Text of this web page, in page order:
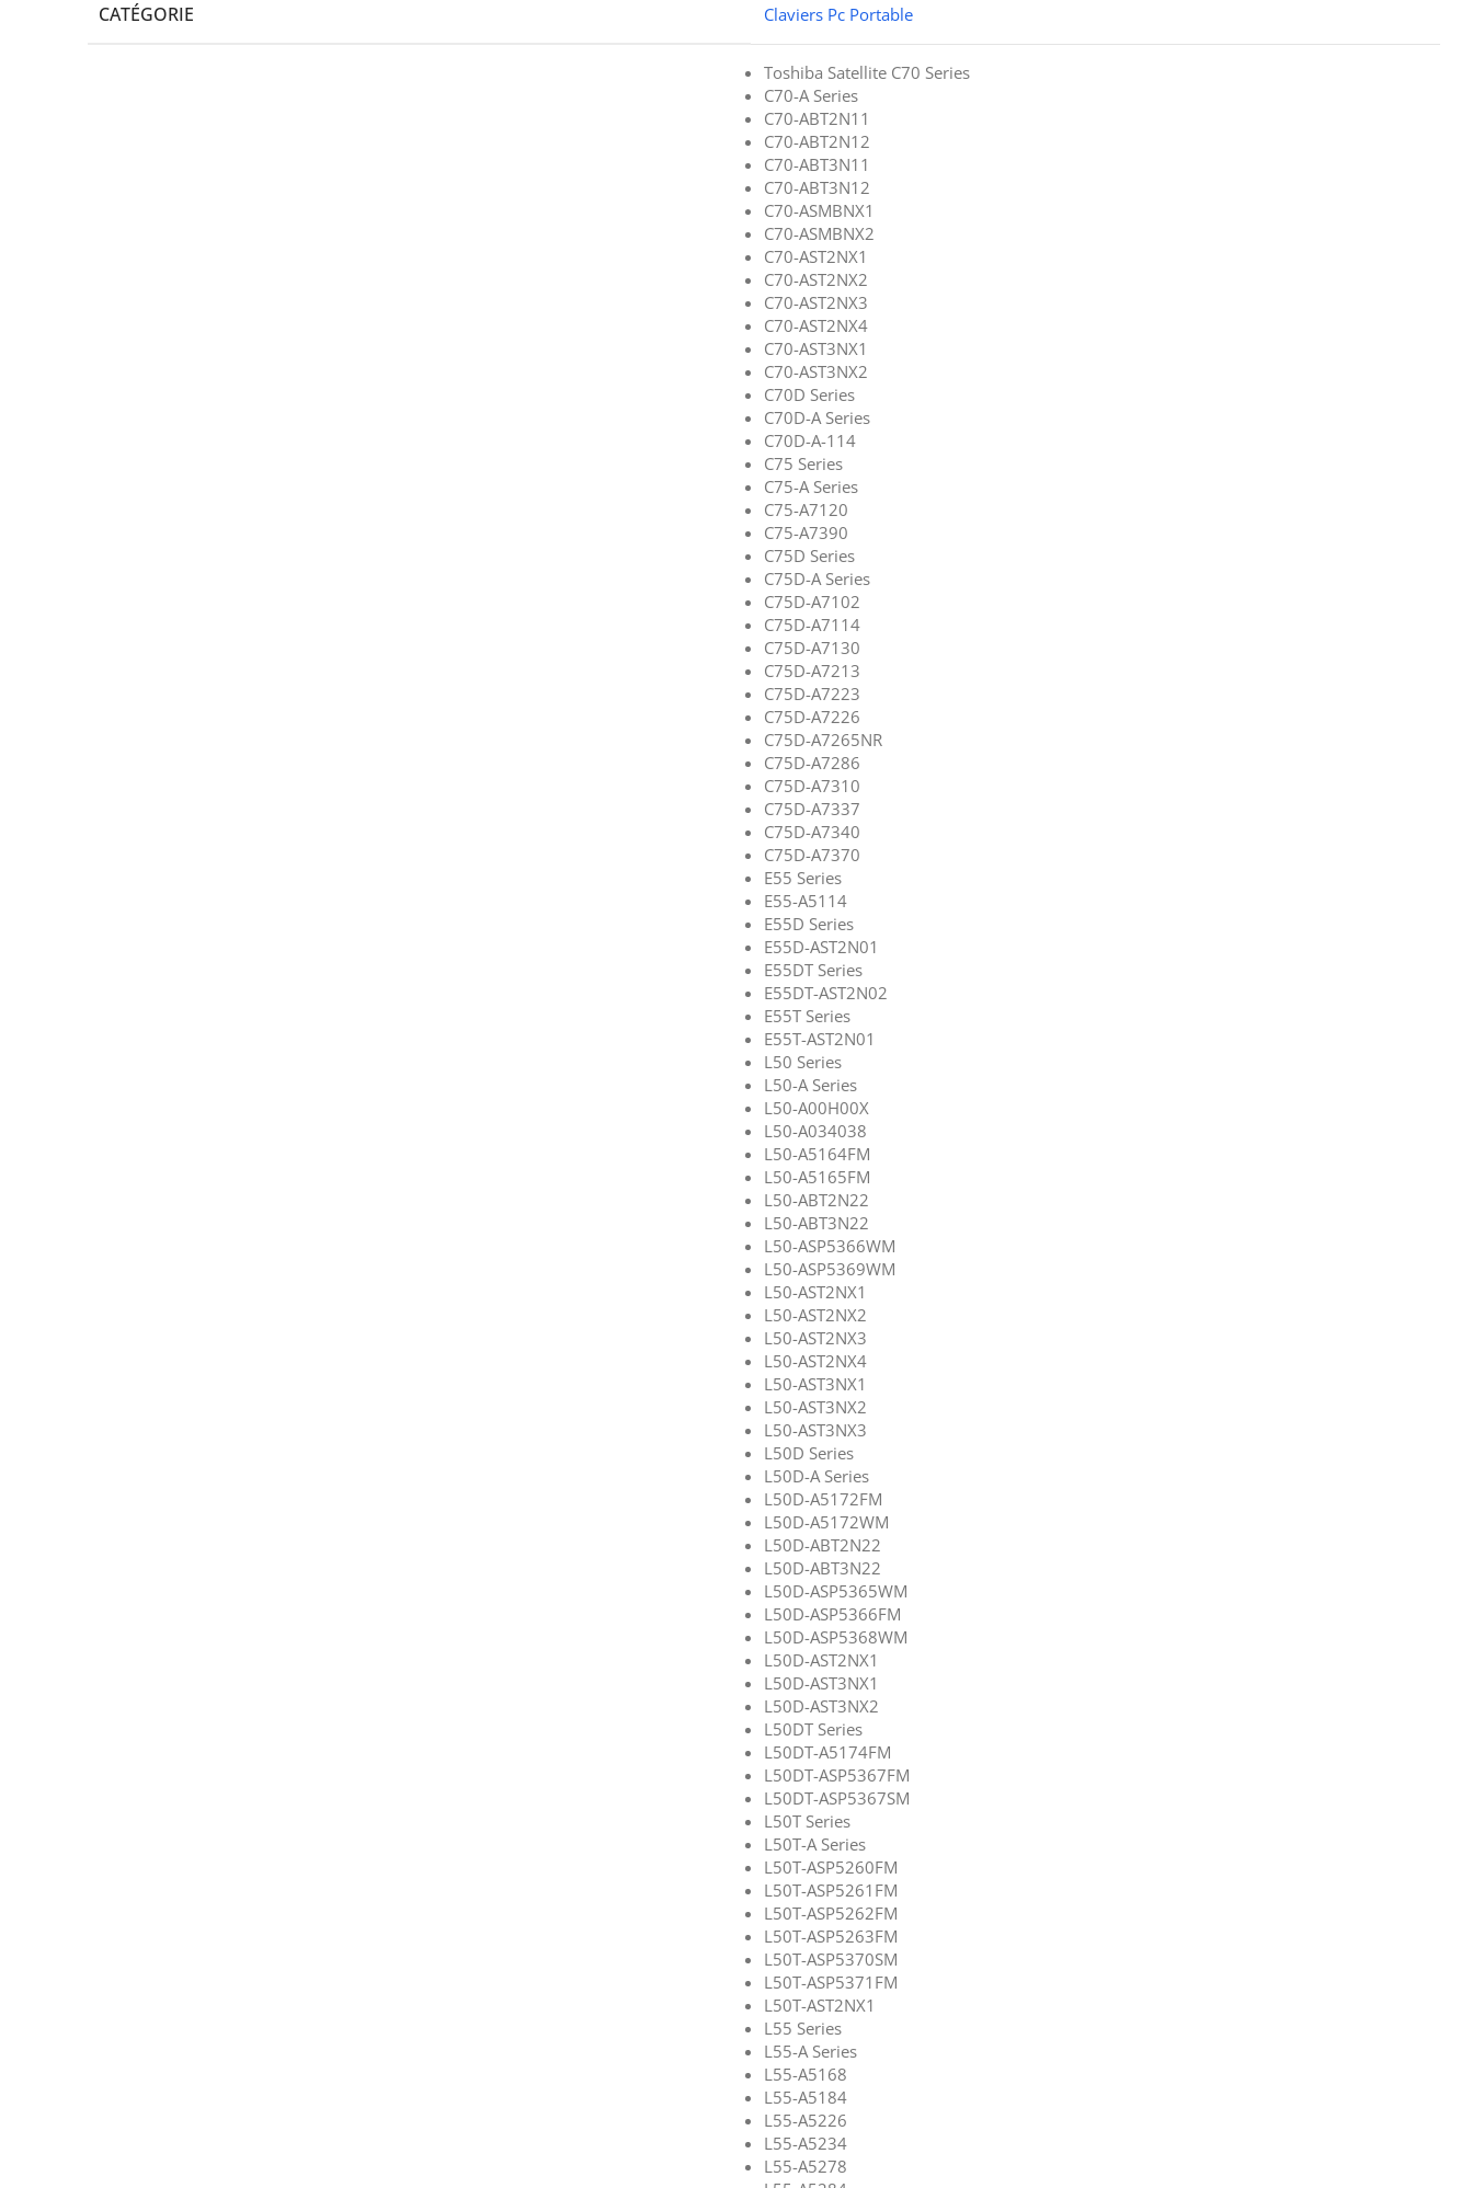
CATÉGORIE Claviers Pc Portable
Toshiba Satellite C70 Series
C70-A Series
C70-ABT2N11
C70-ABT2N12
C70-ABT3N11
C70-ABT3N12
C70-ASMBNX1
C70-ASMBNX2
C70-AST2NX1
C70-AST2NX2
C70-AST2NX3
C70-AST2NX4
C70-AST3NX1
C70-AST3NX2
C70D Series
C70D-A Series
C70D-A-114
C75 Series
C75-A Series
C75-A7120
C75-A7390
C75D Series
C75D-A Series
C75D-A7102
C75D-A7114
C75D-A7130
C75D-A7213
C75D-A7223
C75D-A7226
C75D-A7265NR
C75D-A7286
C75D-A7310
C75D-A7337
C75D-A7340
C75D-A7370
E55 Series
E55-A5114
E55D Series
E55D-AST2N01
E55DT Series
E55DT-AST2N02
E55T Series
E55T-AST2N01
L50 Series
L50-A Series
L50-A00H00X
L50-A034038
L50-A5164FM
L50-A5165FM
L50-ABT2N22
L50-ABT3N22
L50-ASP5366WM
L50-ASP5369WM
L50-AST2NX1
L50-AST2NX2
L50-AST2NX3
L50-AST2NX4
L50-AST3NX1
L50-AST3NX2
L50-AST3NX3
L50D Series
L50D-A Series
L50D-A5172FM
L50D-A5172WM
L50D-ABT2N22
L50D-ABT3N22
L50D-ASP5365WM
L50D-ASP5366FM
L50D-ASP5368WM
L50D-AST2NX1
L50D-AST3NX1
L50D-AST3NX2
L50DT Series
L50DT-A5174FM
L50DT-ASP5367FM
L50DT-ASP5367SM
L50T Series
L50T-A Series
L50T-ASP5260FM
L50T-ASP5261FM
L50T-ASP5262FM
L50T-ASP5263FM
L50T-ASP5370SM
L50T-ASP5371FM
L50T-AST2NX1
L55 Series
L55-A Series
L55-A5168
L55-A5184
L55-A5226
L55-A5234
L55-A5278